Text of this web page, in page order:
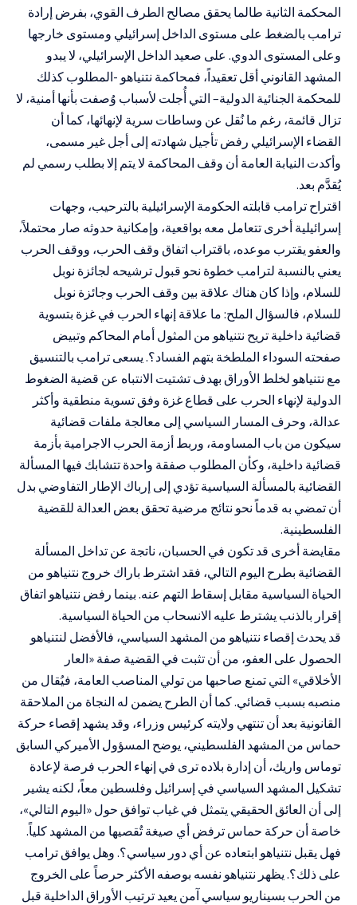
المحكمة الثانية طالما يحقق مصالح الطرف القوي، بفرض إرادة
ترامب بالضغط على مستوى الداخل إسرائيلي ومستوى خارجها
وعلى المستوى الدوي. على صعيد الداخل الإسرائيلي، لا يبدو
المشهد القانوني أقل تعقيداً، فمحاكمة نتنياهو -المطلوب كذلك
للمحكمة الجنائية الدولية– التي أُجلت لأسباب وُصفت بأنها أمنية، لا
تزال قائمة، رغم ما نُقل عن وساطات سرية لإنهائها، كما أن
القضاء الإسرائيلي رفض تأجيل شهادته إلى أجل غير مسمى،
وأكدت النيابة العامة أن وقف المحاكمة لا يتم إلا بطلب رسمي لم
يُقدَّم بعد.
اقتراح ترامب قابلته الحكومة الإسرائيلية بالترحيب، وجهات
إسرائيلية أخرى تتعامل معه بواقعية، وإمكانية حدوثه صار محتملاً،
والعفو يقترب موعده، باقتراب اتفاق وقف الحرب، ووقف الحرب
يعني بالنسبة لترامب خطوة نحو قبول ترشيحه لجائزة نوبل
للسلام، وإذا كان هناك علاقة بين وقف الحرب وجائزة نوبل
للسلام، فالسؤال الملح: ما علاقة إنهاء الحرب في غزة بتسوية
قضائية داخلية تريح نتنياهو من المثول أمام المحاكم وتبيض
صفحته السوداء الملطخة بتهم الفساد؟. يسعى ترامب بالتنسيق
مع نتنياهو لخلط الأوراق بهدف تشتيت الانتباه عن قضية الضغوط
الدولية لإنهاء الحرب على قطاع غزة وفق تسوية منطقية وأكثر
عدالة، وحرف المسار السياسي إلى معالجة ملفات قضائية
سيكون من باب المساومة، وربط أزمة الحرب الاجرامية بأزمة
قضائية داخلية، وكأن المطلوب صفقة واحدة تتشابك فيها المسألة
القضائية بالمسألة السياسية تؤدي إلى إرباك الإطار التفاوضي بدل
أن تمضي به قدماً نحو نتائج مرضية تحقق بعض العدالة للقضية
الفلسطينية.
مقايضة أخرى قد تكون في الحسبان، ناتجة عن تداخل المسألة
القضائية بطرح اليوم التالي، فقد اشترط باراك خروج نتنياهو من
الحياة السياسية مقابل إسقاط التهم عنه. بينما رفض نتنياهو اتفاق
إقرار بالذنب يشترط عليه الانسحاب من الحياة السياسية.
قد يحدث إقصاء نتنياهو من المشهد السياسي، فالأفضل لنتنياهو
الحصول على العفو، من أن تثبت في القضية صفة «العار
الأخلاقي» التي تمنع صاحبها من تولي المناصب العامة، فيُقال من
منصبه بسبب قضائي. كما أن الطرح يضمن له النجاة من الملاحقة
القانونية بعد أن تنتهي ولايته كرئيس وزراء، وقد يشهد إقصاء حركة
حماس من المشهد الفلسطيني، يوضح المسؤول الأميركي السابق
توماس واريك، أن إدارة بلاده ترى في إنهاء الحرب فرصة لإعادة
تشكيل المشهد السياسي في إسرائيل وفلسطين معاً، لكنه يشير
إلى أن العائق الحقيقي يتمثل في غياب توافق حول «اليوم التالي»،
خاصة أن حركة حماس ترفض أي صيغة تُقصيها من المشهد كلياً.
فهل يقبل نتنياهو ابتعاده عن أي دور سياسي؟. وهل يوافق ترامب
على ذلك؟. يظهر نتنياهو نفسه بوصفه الأكثر حرصاً على الخروج
من الحرب بسيناريو سياسي آمن يعيد ترتيب الأوراق الداخلية قبل